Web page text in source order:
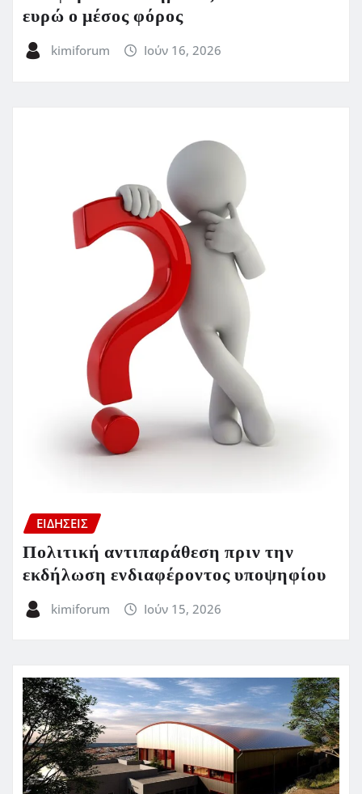
ευρώ ο μέσος φόρος
kimiforum Ιούν 16, 2026
ΕΙΔΗΣΕΙΣ
Πολιτική αντιπαράθεση πριν την
εκδήλωση ενδιαφέροντος υποψηφίου
kimiforum Ιούν 15, 2026